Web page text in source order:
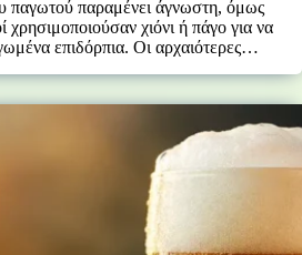
παγωτού παραμένει άγνωστη, όμως
χρησιμοποιούσαν χιόνι ή πάγο για να
επιδόρπια. Οι αρχαιότερες